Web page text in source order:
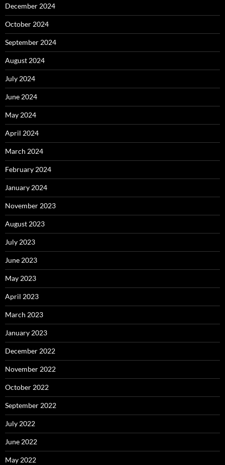
December 2024
October 2024
September 2024
August 2024
July 2024
June 2024
May 2024
April 2024
March 2024
February 2024
January 2024
November 2023
August 2023
July 2023
June 2023
May 2023
April 2023
March 2023
January 2023
December 2022
November 2022
October 2022
September 2022
July 2022
June 2022
May 2022